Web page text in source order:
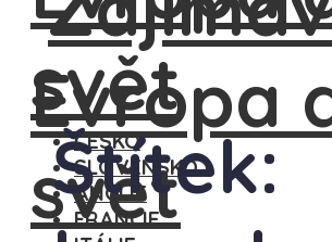
ČESKO
SLOVENSKO
ANGLIE
FRANCIE
Štítek: